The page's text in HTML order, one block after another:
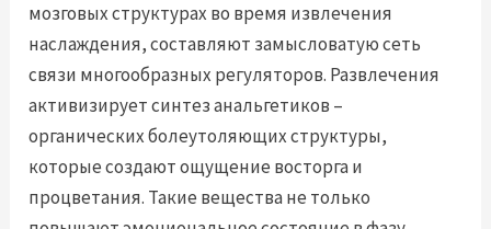
мозговых структурах во время извлечения
наслаждения, составляют замысловатую сеть
связи многообразных регуляторов. Развлечения
активизирует синтез анальгетиков –
органических болеутоляющих структуры,
которые создают ощущение восторга и
процветания. Такие вещества не только